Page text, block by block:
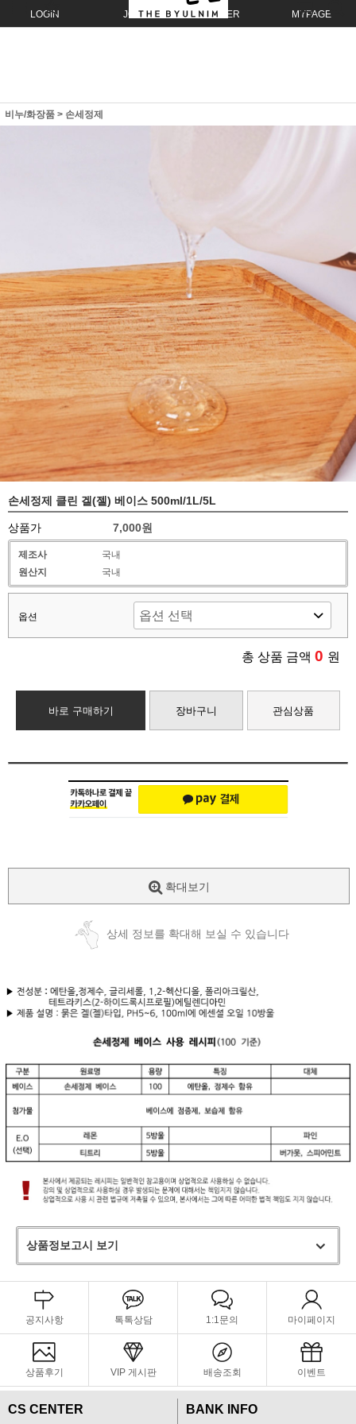
LOGIN JOIN ORDER MYPAGE
비누/화장품 > 손세정제
손세정제 클린 겔(젤) 베이스 500ml/1L/5L
상품가 7,000원
제조사
국내
원산지
국내
옵션
총 상품 금액 0 원
바로 구매하기 장바구니 관심상품
확대보기
상세 정보를 확대해 보실 수 있습니다
상품정보고시 보기
공지사항 톡톡상담 1:1문의 마이페이지
상품후기 VIP 게시판 배송조회 이벤트
CS CENTER BANK INFO